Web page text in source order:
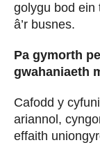
golygu bod ein
â’r busnes.
Pa gymorth
gwahaniaeth
Cafodd y
ariannol,
effaith